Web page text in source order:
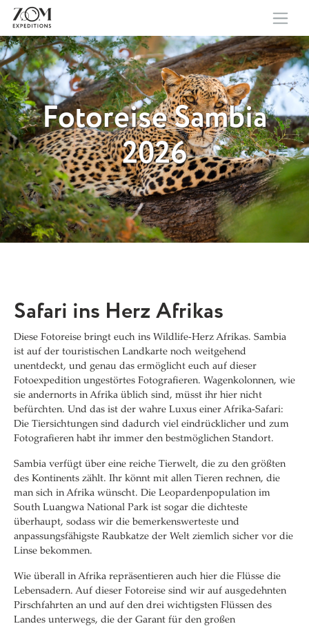
Fotoreise Sambia
2026
Safari ins Herz Afrikas
Diese Fotoreise bringt euch ins Wildlife-Herz Afrikas. Sambia
ist auf der touristischen Landkarte noch weitgehend
unentdeckt, und genau das ermöglicht euch auf dieser
Fotoexpedition ungestörtes Fotografieren. Wagenkolonnen, wie
sie andernorts in Afrika üblich sind, müsst ihr hier nicht
befürchten. Und das ist der wahre Luxus einer Afrika-Safari:
Die Tiersichtungen sind dadurch viel eindrücklicher und zum
Fotografieren habt ihr immer den bestmöglichen Standort.
Sambia verfügt über eine reiche Tierwelt, die zu den größten
des Kontinents zählt. Ihr könnt mit allen Tieren rechnen, die
man sich in Afrika wünscht. Die Leopardenpopulation im
South Luangwa National Park ist sogar die dichteste
überhaupt, sodass wir die bemerkenswerteste und
anpassungsfähigste Raubkatze der Welt ziemlich sicher vor die
Linse bekommen.
Wie überall in Afrika repräsentieren auch hier die Flüsse die
Lebensadern. Auf dieser Fotoreise sind wir auf ausgedehnten
Pirschfahrten an und auf den drei wichtigsten Flüssen des
Landes unterwegs, die der Garant für den großen